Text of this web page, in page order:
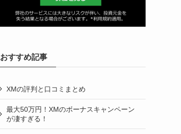
おすすめ記事
XMの評判と口コミまとめ
最大50万円！XMのボーナスキャンペーン
が凄すぎる！